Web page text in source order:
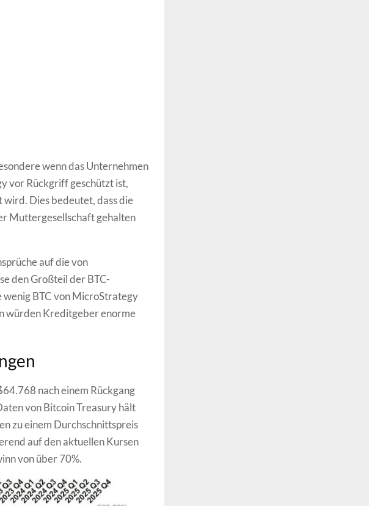
wenn das Unternehmen
vor Rückgriff geschützt ist,
Dies bedeutet, dass die
Muttergesellschaft gehalten
auf die von
den Großteil der BTC-
BTC von MicroStrategy
würden Kreditgeber enorme
nach einem Rückgang
von Bitcoin Treasury hält
zu einem Durchschnittspreis
auf den aktuellen Kursen
von über 70%.